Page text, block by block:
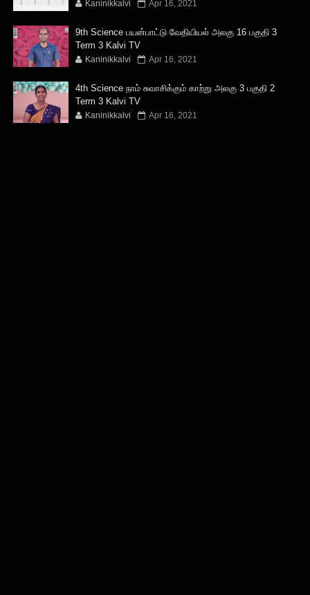
Kaninikkalvi Apr 16, 2021
9th Science பயன்பாட்டு வேதியியல் அலகு 16 பகுதி 3
Term 3 Kalvi TV
Kaninikkalvi Apr 16, 2021
4th Science நாம் சுவாசிக்கும் காற்று அலகு 3 பகுதி 2
Term 3 Kalvi TV
Kaninikkalvi Apr 16, 2021